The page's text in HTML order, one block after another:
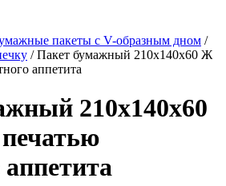
пакеты с V-образным дном /
/ Пакет бумажный 210х140х60 Ж
аппетита
210х140х60